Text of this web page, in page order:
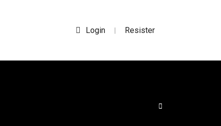
Login | Resister